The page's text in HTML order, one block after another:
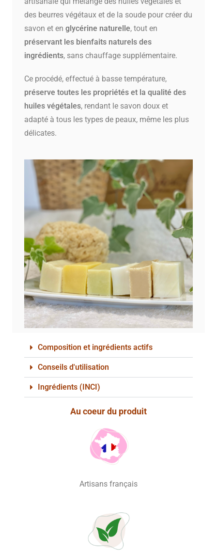
des beurres végétaux et de la soude pour créer du
savon et en glycérine naturelle, tout en
préservant les bienfaits naturels des
ingrédients, sans chauffage supplémentaire.
Ce procédé, effectué à basse température,
préserve toutes les propriétés et la qualité des
huiles végétales, rendant le savon doux et
adapté à tous les types de peaux, même les plus
délicates.
Composition et ingrédients actifs
Conseils d'utilisation
Ingrédients (INCI)
Au coeur du produit
Artisans français